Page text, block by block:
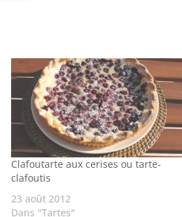
Clafoutarte aux cerises ou tarte-
clafoutis
23 août 2012
Dans "Tartes"